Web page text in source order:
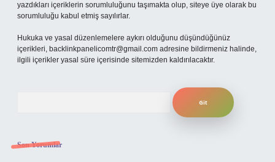
yazdıkları içeriklerin sorumluluğunu taşımakta olup, siteye üye olarak bu
sorumluluğu kabul etmiş sayılırlar.
Hukuka ve yasal düzenlemelere aykırı olduğunu düşündüğünüz
içerikleri, backlinkpanelicomtr@gmail.com adresine bildirmeniz halinde,
ilgili içerikler yasal süre içerisinde sitemizden kaldırılacaktır.
Son Yorumlar